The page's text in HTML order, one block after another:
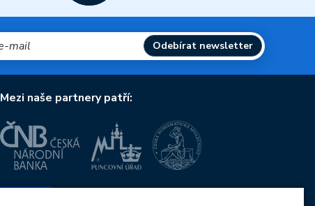
Odebírat newsletter
Mezi naše partnery patří: